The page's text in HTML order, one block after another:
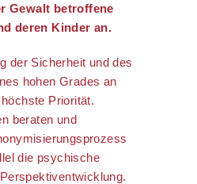
Gewalt betroffene
deren Kinder an.
der Sicherheit und des
hohen Grades an
Priorität.
beraten und
die psychische